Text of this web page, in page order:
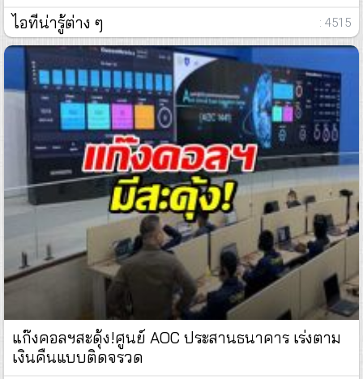
ไอทีน่ารู้ต่าง ๆ
: 4515
แก๊งคอลฯสะดุ้ง!ศูนย์ AOC ประสานธนาคาร เร่งตาม
เงินคืนแบบติดจรวด